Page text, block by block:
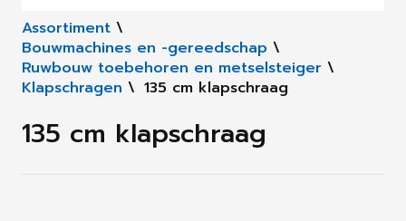
Assortiment \
Bouwmachines en -gereedschap \
Ruwbouw toebehoren en metselsteiger \
Klapschragen \ 135 cm klapschraag
135 cm klapschraag